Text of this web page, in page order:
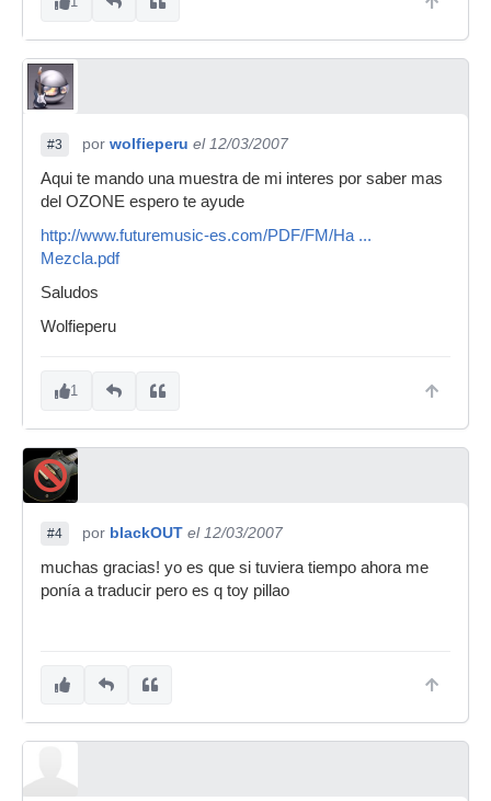
#3 por wolfieperu el 12/03/2007
Aqui te mando una muestra de mi interes por saber mas
del OZONE espero te ayude
http://www.futuremusic-es.com/PDF/FM/Ha ...
Mezcla.pdf
Saludos
Wolfieperu
1
#4 por blackOUT el 12/03/2007
muchas gracias! yo es que si tuviera tiempo ahora me
ponía a traducir pero es q toy pillao